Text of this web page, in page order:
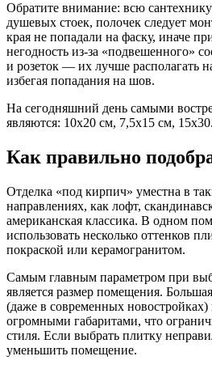
Обратите внимание: всю
душевых стоек, полочек следует
края не попадали на фаску, иначе
негодность из-за «подвешенного»
и розеток — их лучше располагать
избегая попадания на шов.
На сегодняшний день самыми
являются: 10х20 см, 7,5х15 см, 15х30.
Как правильно
Отделка «под кирпич» уместна в
направлениях, как лофт,
американская классика. В одном
использовать несколько оттенков
покраской или керамогранитом.
Самым главным параметром при
является размер помещения.
(даже в современных новостройках)
огромными габаритами, что
стиля. Если выбрать плитку
уменьшить помещение.